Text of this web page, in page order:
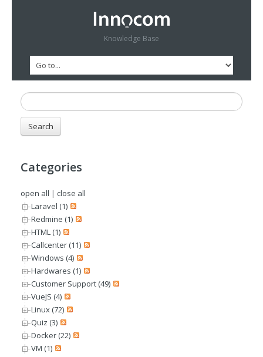
Knowledge Base
Categories
open all | close all
Laravel (1)
Redmine (1)
HTML (1)
Callcenter (11)
Windows (4)
Hardwares (1)
Customer Support (49)
VueJS (4)
Linux (72)
Quiz (3)
Docker (22)
VM (1)